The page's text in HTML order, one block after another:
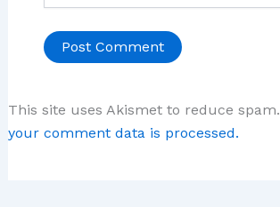
This site uses Akismet to reduce spam.
your comment data is processed.